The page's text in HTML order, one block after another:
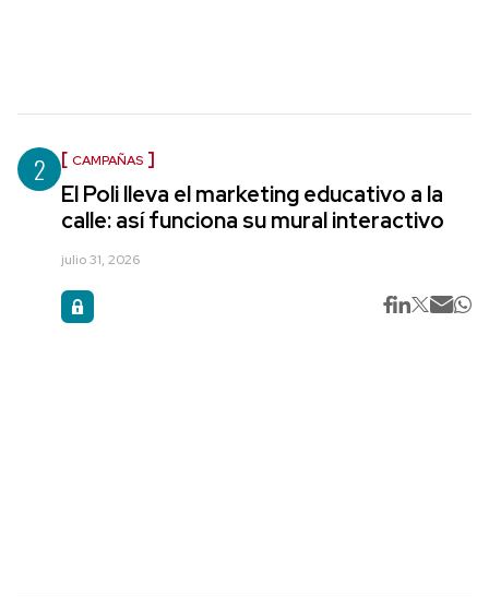
2 CAMPAÑAS
El Poli lleva el marketing educativo a la
calle: así funciona su mural interactivo
julio 31, 2026